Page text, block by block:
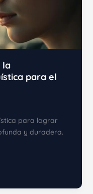
la
para el
para lograr
y duradera.